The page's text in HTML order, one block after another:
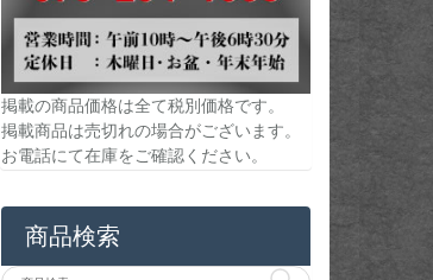
掲載の商品価格は全て税別価格です。
掲載商品は売切れの場合がございます。
お電話にて在庫をご確認ください。
商品検索